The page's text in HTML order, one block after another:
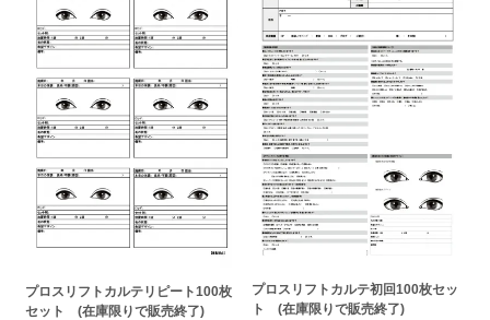
プロスリフトカルテリピート100枚
セット (在庫限りで販売終了)
プロスリフトカルテ初回100枚セッ
ト (在庫限りで販売終了)